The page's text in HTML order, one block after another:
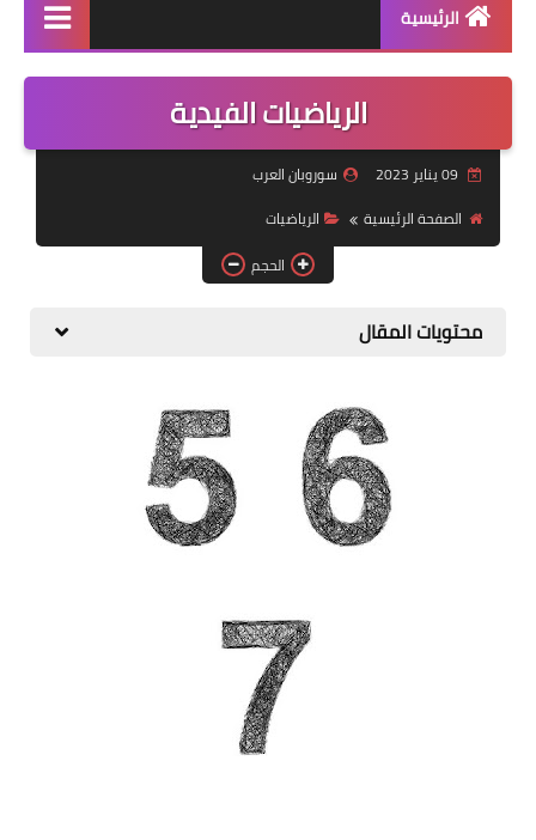
الرئيسية
منتجاتنا
دورة سوروبان اونلاين
كراسات البرنامج pdf
الرياضيات الفيدية
سوروبان العرب
الصفحة الرئيسية
الرياضيات
الحجم
محتويات المقال